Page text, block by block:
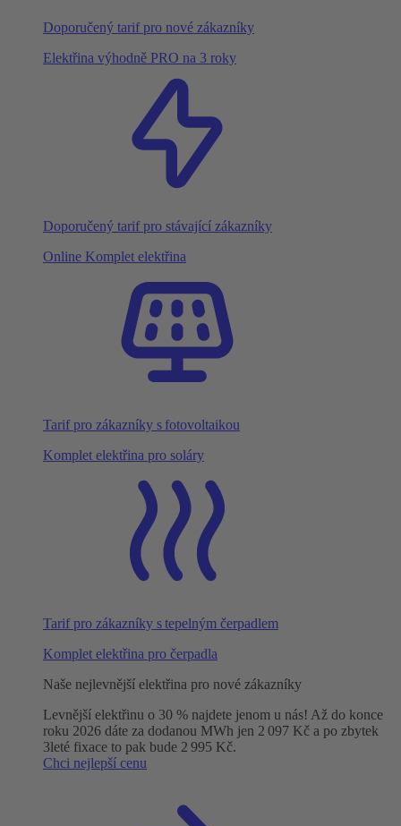
Doporučený tarif pro nové zákazníky
Elektřina výhodně PRO na 3 roky
Doporučený tarif pro stávající zákazníky
Online Komplet elektřina
Tarif pro zákazníky s fotovoltaikou
Komplet elektřina pro soláry
Tarif pro zákazníky s tepelným čerpadlem
Komplet elektřina pro čerpadla
Naše nejlevnější elektřina pro nové zákazníky
Levnější elektřinu o 30 % najdete jenom u nás! Až do konce
roku 2026 dáte za dodanou MWh jen 2 097 Kč a po zbytek
3leté fixace to pak bude 2 995 Kč.
Chci nejlepší cenu